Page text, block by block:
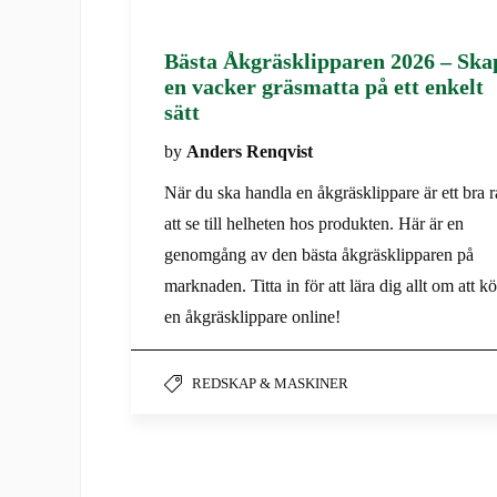
Bästa Åkgräsklipparen 2026 –
en vacker gräsmatta på ett enkelt
sätt
by Anders Renqvist
När du ska handla en åkgräsklippare är ett bra
att se till helheten hos produkten. Här är en
genomgång av den bästa åkgräsklipparen på
marknaden. Titta in för att lära dig allt om att
en åkgräsklippare online!
REDSKAP & MASKINER